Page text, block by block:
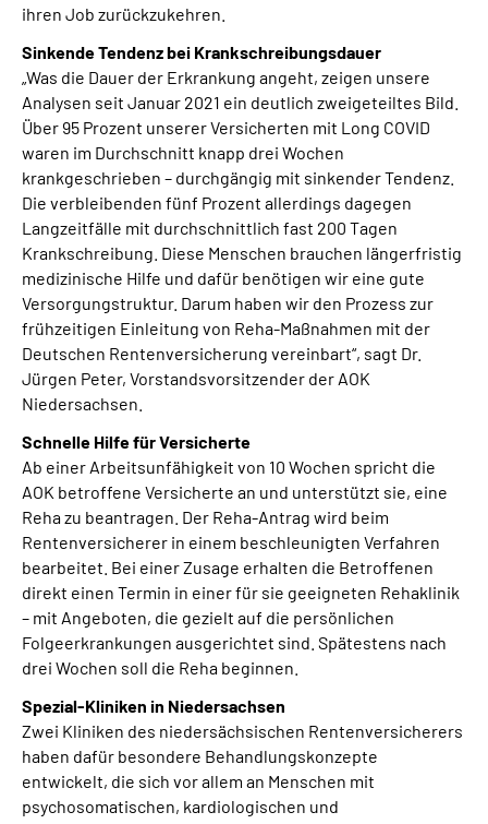
ihren Job zurückzukehren.
Sinkende Tendenz bei Krankschreibungsdauer
„Was die Dauer der Erkrankung angeht, zeigen unsere
Analysen seit Januar 2021 ein deutlich zweigeteiltes Bild.
Über 95 Prozent unserer Versicherten mit Long COVID
waren im Durchschnitt knapp drei Wochen
krankgeschrieben – durchgängig mit sinkender Tendenz.
Die verbleibenden fünf Prozent allerdings dagegen
Langzeitfälle mit durchschnittlich fast 200 Tagen
Krankschreibung. Diese Menschen brauchen längerfristig
medizinische Hilfe und dafür benötigen wir eine gute
Versorgungstruktur. Darum haben wir den Prozess zur
frühzeitigen Einleitung von Reha-Maßnahmen mit der
Deutschen Rentenversicherung vereinbart“, sagt Dr.
Jürgen Peter, Vorstandsvorsitzender der AOK
Niedersachsen.
Schnelle Hilfe für Versicherte
Ab einer Arbeitsunfähigkeit von 10 Wochen spricht die
AOK betroffene Versicherte an und unterstützt sie, eine
Reha zu beantragen. Der Reha-Antrag wird beim
Rentenversicherer in einem beschleunigten Verfahren
bearbeitet. Bei einer Zusage erhalten die Betroffenen
direkt einen Termin in einer für sie geeigneten Rehaklinik
– mit Angeboten, die gezielt auf die persönlichen
Folgeerkrankungen ausgerichtet sind. Spätestens nach
drei Wochen soll die Reha beginnen.
Spezial-Kliniken in Niedersachsen
Zwei Kliniken des niedersächsischen Rentenversicherers
haben dafür besondere Behandlungskonzepte
entwickelt, die sich vor allem an Menschen mit
psychosomatischen, kardiologischen und